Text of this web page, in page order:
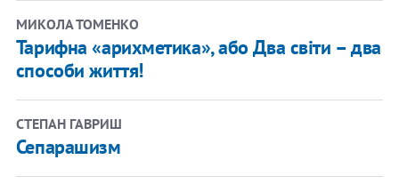
МИКОЛА ТОМЕНКО
​Тарифна «арихметика», або Два світи – два
способи життя!
СТЕПАН ГАВРИШ
Сепарашизм